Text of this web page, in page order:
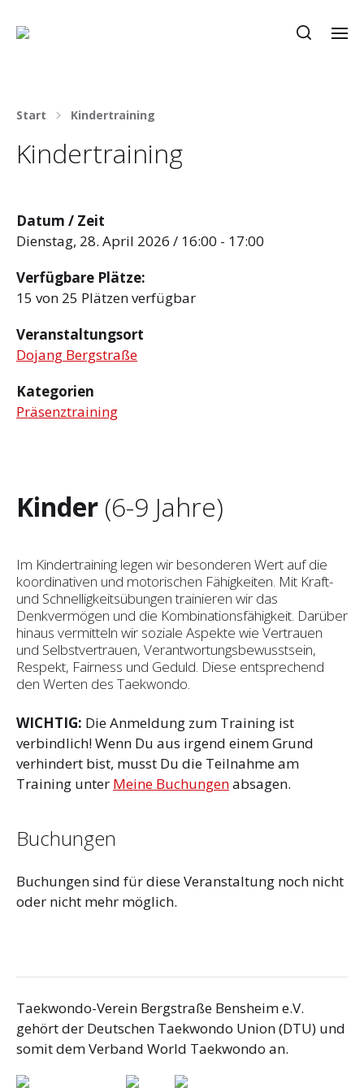
Start Kindertraining
Kindertraining
Datum / Zeit
Dienstag, 28. April 2026 / 16:00 - 17:00
Verfügbare Plätze:
15 von 25 Plätzen verfügbar
Veranstaltungsort
Dojang Bergstraße
Kategorien
Präsenztraining
Kinder (6-9 Jahre)
Im Kindertraining legen wir besonderen Wert auf die
koordinativen und motorischen Fähigkeiten. Mit Kraft-
und Schnelligkeitsübungen trainieren wir das
Denkvermögen und die Kombinationsfähigkeit. Darüber
hinaus vermitteln wir soziale Aspekte wie Vertrauen
und Selbst­vertrauen, Verantwortungsbewusstsein,
Respekt, Fairness und Geduld. Diese entsprechend
den Werten des Taekwondo.
WICHTIG: Die Anmeldung zum Training ist
verbindlich! Wenn Du aus irgend einem Grund
verhindert bist, musst Du die Teilnahme am
Training unter Meine Buchungenabsagen.
Buchungen
Buchungen sind für diese Veranstaltung noch nicht
oder nicht mehr möglich.
Taekwondo-Verein Bergstraße Bensheim e.V.
gehört der Deutschen Taekwondo Union (DTU) und
somit dem Verband World Taekwondo an.